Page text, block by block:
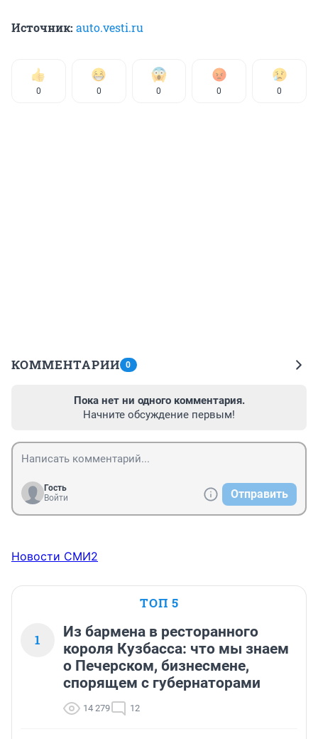
Источник: auto.vesti.ru
0 0 0 0 0
КОММЕНТАРИИ 0
Пока нет ни одного комментария.
Начните обсуждение первым!
Гость
Войти
Отправить
Новости СМИ2
ТОП 5
1
Из бармена в ресторанного
короля Кузбасса: что мы знаем
о Печерском, бизнесмене,
спорящем с губернаторами
14 279 12